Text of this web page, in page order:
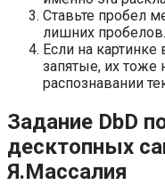
Ставьте пробел
лишних пробелов.
Если на картинке
запятые, их тоже
распознавании
Задание DbD
десктопных
Я.Массалия